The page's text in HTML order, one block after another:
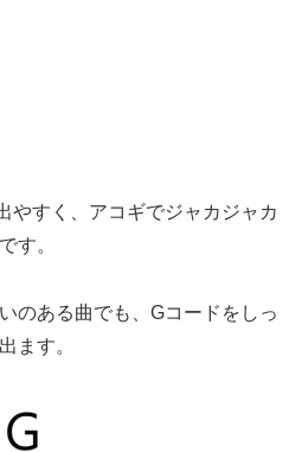
やすく、アコギでジャカジャカ
す。
のある曲でも、Gコードをしっ
ます。